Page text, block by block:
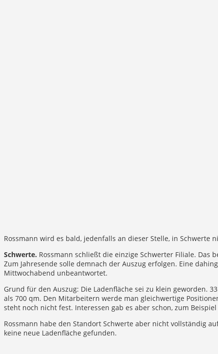
Rossmann wird es bald, jedenfalls an dieser Stelle, in Schwerte
Schwerte. Rossmann schließt die einzige Schwerter Filiale. Das
Zum Jahresende solle demnach der Auszug erfolgen. Eine
Mittwochabend unbeantwortet.
Grund für den Auszug: Die Ladenfläche sei zu klein geworden.
als 700 qm. Den Mitarbeitern werde man gleichwertige
steht noch nicht fest. Interessen gab es aber schon, zum
Rossmann habe den Standort Schwerte aber nicht vollständig
keine neue Ladenfläche gefunden.